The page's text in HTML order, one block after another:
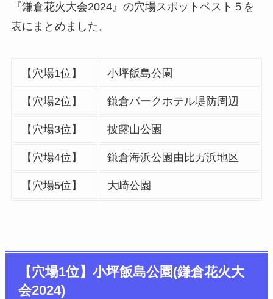
『鎌倉花火大会2024』の穴場スポットベスト５を
表にまとめました。
【穴場1位】 小坪飯島公園
【穴場2位】 鎌倉パークホテル堤防周辺
【穴場3位】 披露山公園
【穴場4位】 鎌倉海浜公園由比ガ浜地区
【穴場5位】 大崎公園
【穴場1位】小坪飯島公園(鎌倉花火大
会2024)